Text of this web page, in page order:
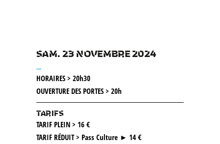
SAM. 23 NOVEMBRE 2024
HORAIRES > 20h30
OUVERTURE DES PORTES > 20h
TARIFS
TARIF PLEIN > 16 €
TARIF RÉDUIT > Pass Culture ► 14 €